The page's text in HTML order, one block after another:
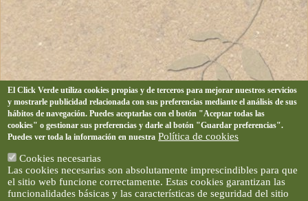
El Click Verde utiliza cookies propias y de terceros para mejorar nuestros servicios
y mostrarle publicidad relacionada con sus preferencias mediante el análisis de sus
hábitos de navegación. Puedes aceptarlas con el botón "Aceptar todas las
cookies" o gestionar sus preferencias y darle al botón "Guardar preferencias".
Puedes ver toda la información en nuestra Política de cookies
Cookies necesarias
Las cookies necesarias son absolutamente imprescindibles para que
el sitio web funcione correctamente. Estas cookies garantizan las
funcionalidades básicas y las características de seguridad del sitio